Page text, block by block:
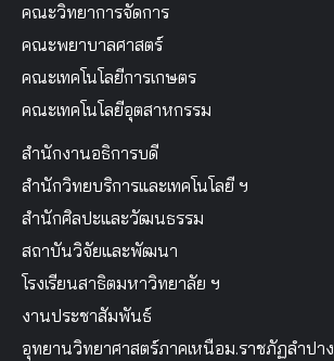
คณะวิทยาการจัดการ
คณะพยาบาลศาสตร์
คณะเทคโนโลยีการเกษตร
คณะเทคโนโลยีอุตสาหกรรม
สำนักงานอธิการบดี
สำนักวิทยบริการและเทคโนโลยี ฯ
สำนักศิลปะและวัฒนธรรม
สถาบันวิจัยและพัฒนา
โรงเรียนสาธิตมหาวิทยาลัย ฯ
งานประชาสัมพันธ์
อุทยานวิทยาศาสตร์ภาคเหนือม.ราชภัฏลำปาง